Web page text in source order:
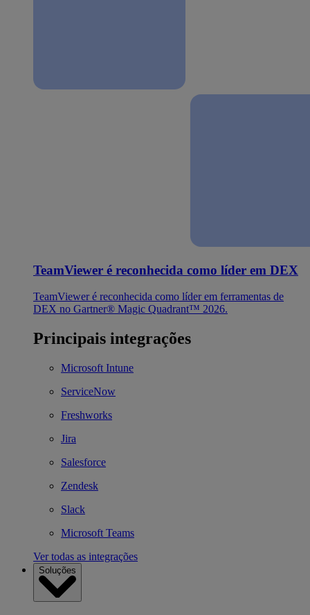
TeamViewer é reconhecida como líder em DEX
TeamViewer é reconhecida como líder em ferramentas de
DEX no Gartner® Magic Quadrant™ 2026.
Principais integrações
Microsoft Intune
ServiceNow
Freshworks
Jira
Salesforce
Zendesk
Slack
Microsoft Teams
Ver todas as integrações
Soluções